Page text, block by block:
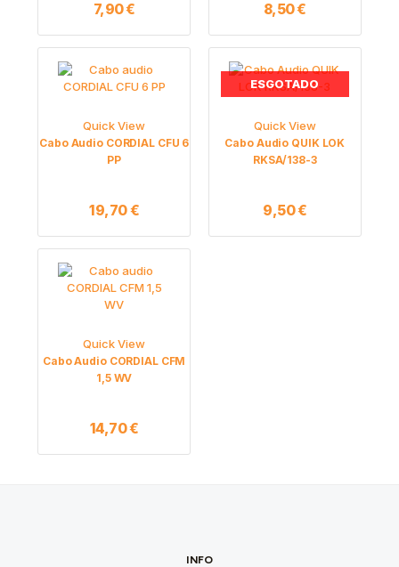
7,90€ 8,50€
Quick View
Cabo Audio CORDIAL CFU 6
PP
19,70€
ESGOTADO
Quick View
Cabo Audio QUIK LOK
RKSA/138-3
9,50€
Quick View
Cabo Audio CORDIAL CFM
1,5 WV
14,70€
INFO